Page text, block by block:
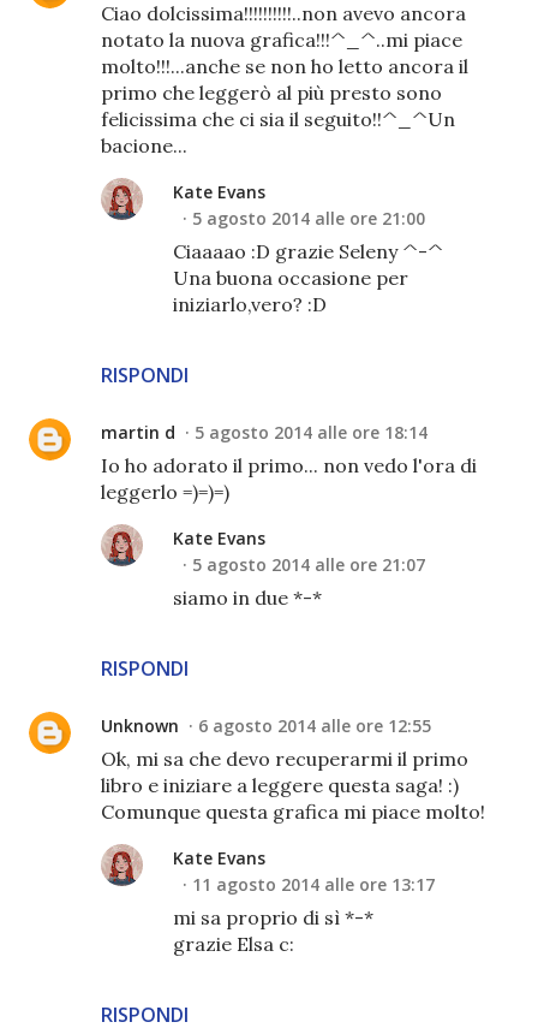
Ciao dolcissima!!!!!!!!!!..non avevo ancora
notato la nuova grafica!!!^_^..mi piace
molto!!!...anche se non ho letto ancora il
primo che leggerò al più presto sono
felicissima che ci sia il seguito!!^_^Un
bacione...
RISPONDI
Kate Evans
5 agosto 2014 alle ore 21:00
Ciaaaao :D grazie Seleny ^-^
Una buona occasione per
iniziarlo,vero? :D
martin d 5 agosto 2014 alle ore 18:14
Io ho adorato il primo... non vedo l'ora di
leggerlo =)=)=)
RISPONDI
Kate Evans
5 agosto 2014 alle ore 21:07
siamo in due *-*
Unknown 6 agosto 2014 alle ore 12:55
Ok, mi sa che devo recuperarmi il primo
libro e iniziare a leggere questa saga! :)
Comunque questa grafica mi piace molto!
RISPONDI
Kate Evans
11 agosto 2014 alle ore 13:17
mi sa proprio di sì *-*
grazie Elsa c: